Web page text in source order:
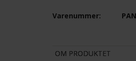
Varenummer:
OM PRODUKTET